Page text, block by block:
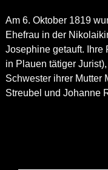
Am 6. Oktober 1819
Ehefrau in der
Josephine getauft. Ihre
in Plauen tätiger
Schwester ihrer Mutter
Streubel und Johanne